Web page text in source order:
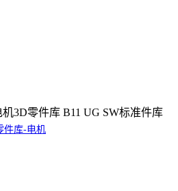
3D零件库 B11 UG SW标准件库
件库-电机